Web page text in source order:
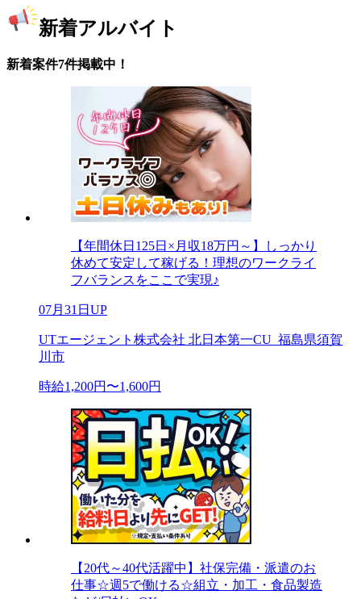
新着アルバイト
新着案件7件掲載中！
【年間休日125日×月収18万円～】しっかり
休めて安定して稼げる！理想のワークライ
フバランスをここで実現♪
07月31日UP
UTエージェント株式会社 北日本第一CU_福島県須賀
川市
時給1,200円〜1,600円
【20代～40代活躍中】社保完備・派遣のお
仕事☆週5で働ける☆組立・加工・食品製造